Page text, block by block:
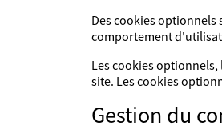
Des cookies
comportement
Les cookies
site. Les cookies
Gestion du